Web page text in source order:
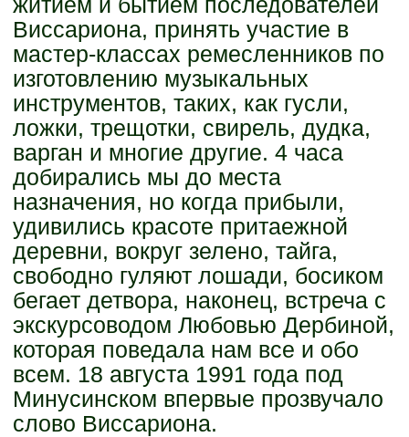
Виссариона, принять участие в
мастер-классах ремесленников по
изготовлению музыкальных
инструментов, таких, как гусли,
ложки, трещотки, свирель, дудка,
варган и многие другие. 4 часа
добирались мы до места
назначения, но когда прибыли,
удивились красоте притаежной
деревни, вокруг зелено, тайга,
свободно гуляют лошади, босиком
бегает детвора, наконец, встреча с
экскурсоводом Любовью Дербиной,
которая поведала нам все и обо
всем. 18 августа 1991 года под
Минусинском впервые прозвучало
слово Виссариона.